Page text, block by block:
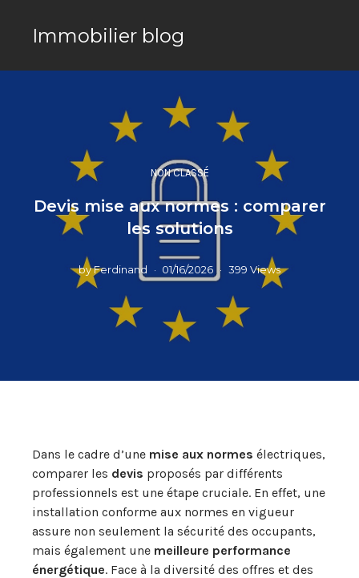
Immobilier blog
NON CLASSÉ
Devis mise aux normes : comparer
les solutions
byFerdinand 01/16/2026 399 Views
Dans le cadre d’une mise aux normes électriques,
comparer les devis proposés par différents
professionnels est une étape cruciale. En effet, une
installation conforme aux normes en vigueur
assure non seulement la sécurité des occupants,
mais également une meilleure performance
énergétique. Face à la diversité des offres et des